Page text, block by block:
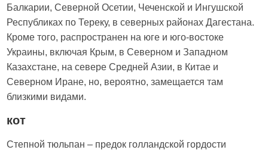
Балкарии, Северной Осетии, Чеченской и Ингушской
Республиках по Тереку, в северных районах Дагестана.
Кроме того, распространен на юге и юго-востоке
Украины, включая Крым, в Северном и Западном
Казахстане, на севере Средней Азии, в Китае и
Северном Иране, но, вероятно, замещается там
близкими видами.
кот
Степной тюльпан – предок голландской гордости